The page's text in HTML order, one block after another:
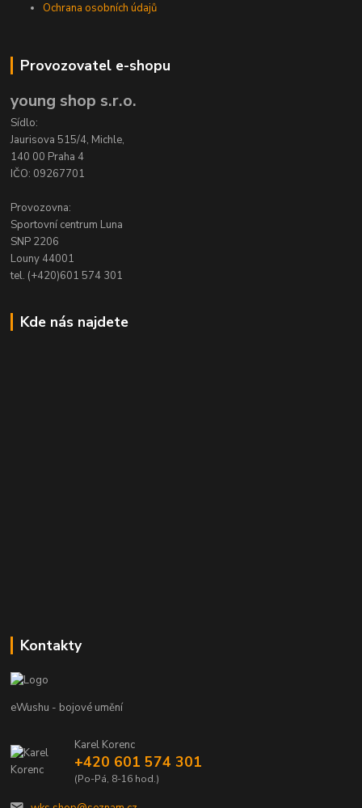
Ochrana osobních údajů
Provozovatel e-shopu
young shop s.r.o.
Sídlo:
Jaurisova 515/4, Michle,
140 00 Praha 4
IČO: 09267701
Provozovna:
Sportovní centrum Luna
SNP 2206
Louny 44001
tel. (+420)601 574 301
Kde nás najdete
Kontakty
eWushu - bojové umění
Karel Korenc
+420 601 574 301
(Po-Pá, 8-16 hod.)